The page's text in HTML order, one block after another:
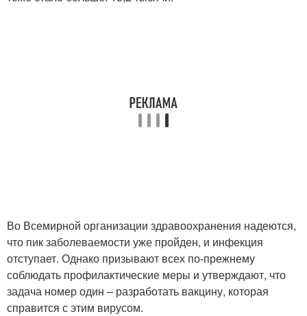
Во Всемирной организации здравоохранения надеются,
что пик заболеваемости уже пройден, и инфекция
отступает. Однако призывают всех по-прежнему
соблюдать профилактические меры и утверждают, что
задача номер один – разработать вакцину, которая
справится с этим вирусом.